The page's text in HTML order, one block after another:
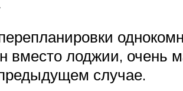
вместо лоджии, очень
случае.